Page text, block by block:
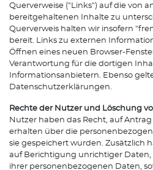
Querverweise ("Links") auf die von
bereitgehaltenen Inhalte zu
Querverweis halten wir insofern
bereit. Links zu externen
Öffnen eines neuen Browser-
Verantwortung für die dortigen
Informationsanbietern. Ebenso
Datenschutzerklärungen.
Rechte der Nutzer und Löschung
Nutzer haben das Recht, auf
erhalten über die
sie gespeichert wurden. Zusätzlich
auf Berichtigung unrichtiger
ihrer personenbezogenen Daten,